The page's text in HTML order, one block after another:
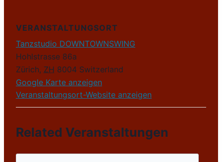
VERANSTALTUNGSORT
Tanzstudio DOWNTOWNSWING
Hohlstrasse 86a
Zürich, ZH 8004 Switzerland
Google Karte anzeigen
Veranstaltungsort-Website anzeigen
Related Veranstaltungen